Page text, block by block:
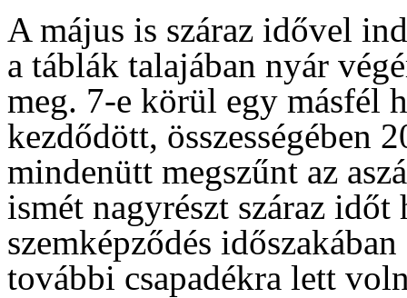
A május is száraz idővel
a táblák talajában nyár
meg. 7-e körül egy másfél
kezdődött, összességében
mindenütt megszűnt az
ismét nagyrészt száraz
szemképződés
további csapadékra lett